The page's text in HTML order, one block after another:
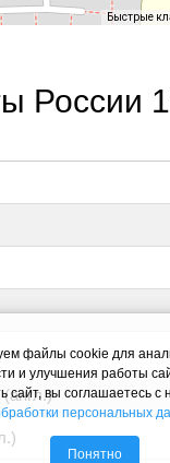
Быстрые
России
файлы cookie для
и улучшения работы
сайт, вы соглашаетесь с
персональных
Понятно